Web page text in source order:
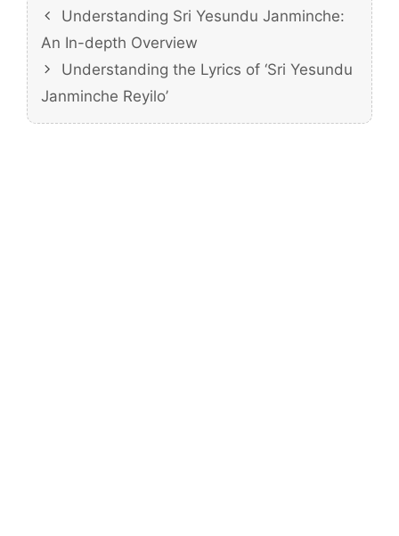
Understanding Sri Yesundu Janminche:
An In-depth Overview
Understanding the Lyrics of ‘Sri Yesundu
Janminche Reyilo’